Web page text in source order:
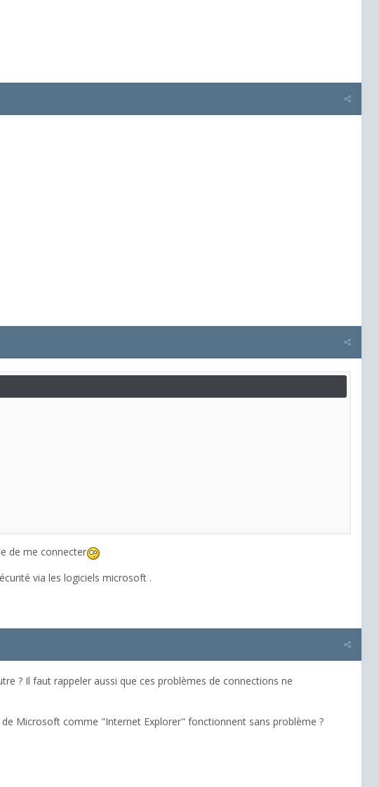
de me connecter
via les logiciels microsoft .
? Il faut rappeler aussi que ces problèmes de connections ne
Microsoft comme "Internet Explorer" fonctionnent sans problème ?